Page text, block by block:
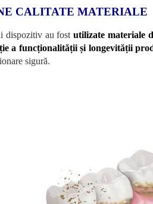
CALITATE MATERIALE
dispozitiv au fostutilizate materiale
a funcționalității și longevității
sigură.